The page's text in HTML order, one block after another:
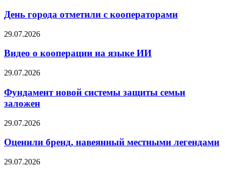
День города отметили с кооператорами
29.07.2026
Видео о кооперации на языке ИИ
29.07.2026
Фундамент новой системы защиты семьи
заложен
29.07.2026
Оценили бренд, навеянный местными легендами
29.07.2026